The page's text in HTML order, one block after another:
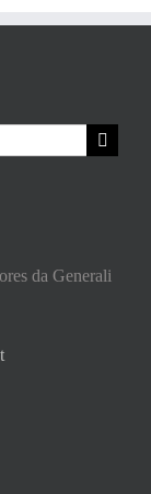
da Generali